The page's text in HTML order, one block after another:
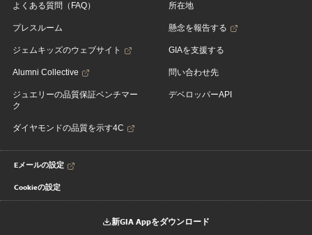
よくある質問（FAQ）
プレスルーム
ジェムキッズのウェブサイト
Alumni Collective
ジュエリーの品質保証ベンチマー
ク
ダイヤモンドの品質を示す4C
所在地
懸念を報告する
GIAを支援する
問い合わせ先
デベロッパーAPI
Eメールの設定
Cookieの設定
新GIA Appをダウンロード